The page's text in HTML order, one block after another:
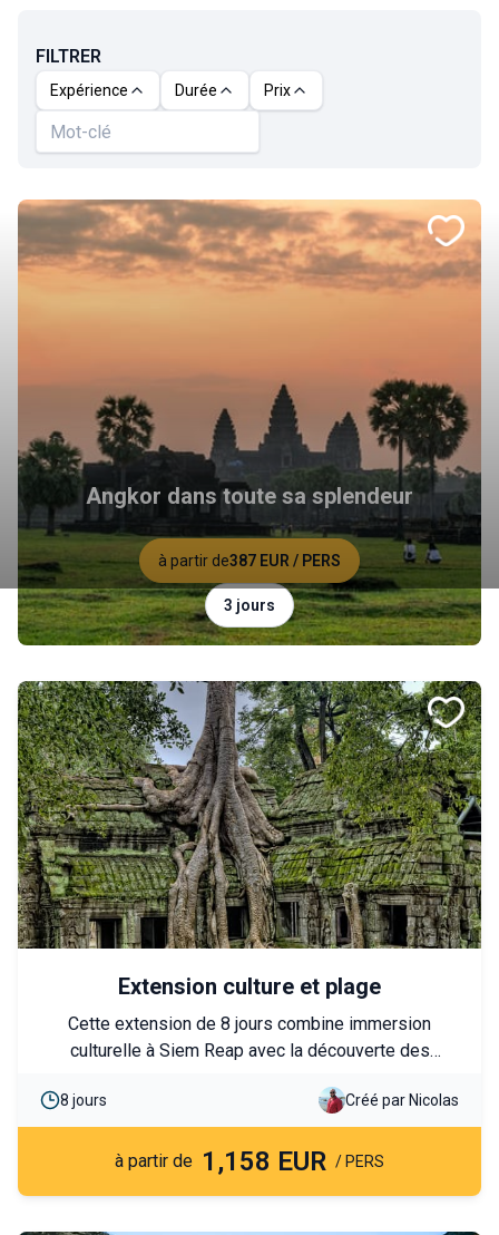
FILTRER
Expérience Durée Prix
Angkor dans toute sa splendeur
à partir de387 EUR / PERS
3 jours
Extension culture et plage
Cette extension de 8 jours combine immersion
culturelle à Siem Reap avec la découverte des
balnéaire sur les plages paradisiaques de Koh Rong.
Elle offre un parfait équilibre entre patrimoine khmer
et farniente tropical.
8 jours Créé par Nicolas
à partir de 1,158 EUR / PERS